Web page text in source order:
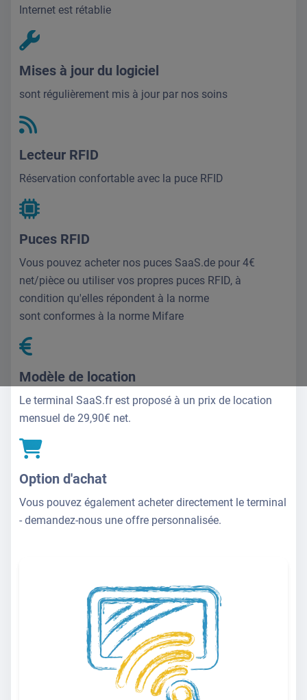
Internet est rétablie
Mises à jour du logiciel
sont régulièrement mis à jour par nos soins
Lecteur RFID
Réservation confortable avec la puce RFID
Puces RFID
Vous pouvez acheter nos puces SaaS.de pour 4€
net/pièce ou utiliser vos propres puces RFID, à
condition qu'elles répondent à la norme
sont conformes à la norme Mifare
Modèle de location
Le terminal SaaS.fr est proposé à un prix de location
mensuel de 29,90€ net.
Option d'achat
Vous pouvez également acheter directement le terminal
- demandez-nous une offre personnalisée.